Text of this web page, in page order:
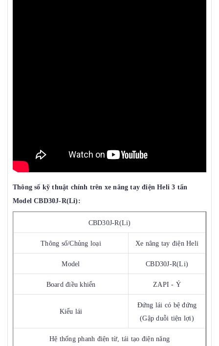
Thông số kỹ thuật chính trên xe nâng tay điện Heli 3 tấn
Model CBD30J-R(Li):
CBD30J-R(Li)
Thông số/Chủng loại Xe nâng tay điện Heli
Model CBD30J-R(Li)
Board điều khiển ZAPI - Ý
Kiểu lái
Đứng lái có bệ đứng
(Gập duỗi tiện lợi)
Hệ thống phanh điện từ, tái tạo điện năng